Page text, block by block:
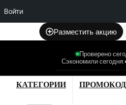
Войти
Разместить акцию
Проверено
Сэкономили сегодня:
КАТЕГОРИИ